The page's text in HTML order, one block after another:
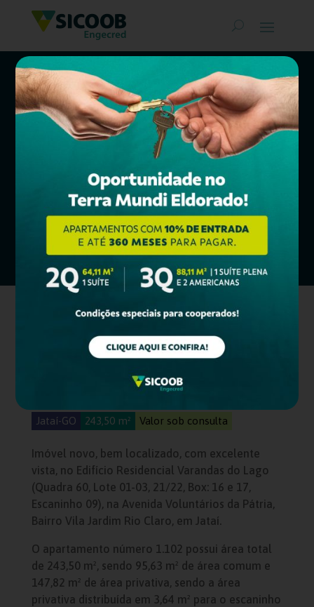
Classificados
SICOOB ENGECRED
COMPRAR, MORAR, INVESTIR
Confira nossos Bens à Venda e
financie em até360 meses*!
Apartamento no
Residencial Varandas do
Lago, em Jataí-GO
Jataí-GO 243,50 m² Valor sob consulta
Imóvel novo, bem localizado, com excelente
vista, no Edifício Residencial Varandas do Lago
(Quadra 60, Lote 01-03, 21/22, Box: 16 e 17,
Escaninho 09), na Avenida Voluntários da Pátria,
Bairro Vila Jardim Rio Claro, em Jataí.
O apartamento número 1.102 possui área total
de 243,50 m², sendo 95,63 m² de área comum e
147,82 m² de área privativa, sendo a área
privativa distribuída em 3,64 m² para o escaninho